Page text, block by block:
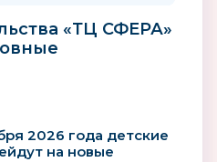
«ТЦ СФЕРА»
2026 года детские
на новые